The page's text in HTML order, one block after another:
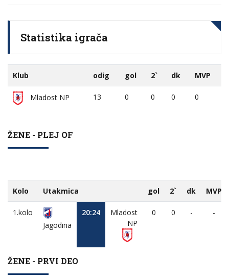
Statistika igrača
Klub odig gol 2` dk MVP
Mladost NP 13 0 0 0 0
ŽENE - PLEJ OF
Kolo Utakmica gol 2` dk MVP
1.kolo
Jagodina
20:24
Mladost
NP
0 0 - -
ŽENE - PRVI DEO